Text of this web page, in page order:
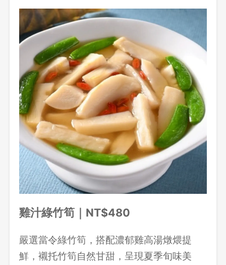
雞汁綠竹筍｜NT$480
嚴選當令綠竹筍，搭配濃郁雞高湯燉煨提
鮮，襯托竹筍自然甘甜，呈現夏季旬味美